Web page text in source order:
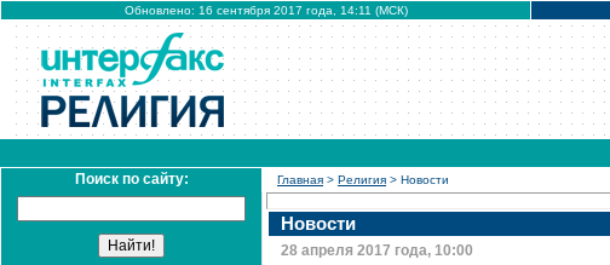
Обновлено: 16 сентября 2017 года, 14:11 (МСК)
Поиск по сайту: Главная > Религия > Новости
Новости
28 апреля 2017 года, 10:00